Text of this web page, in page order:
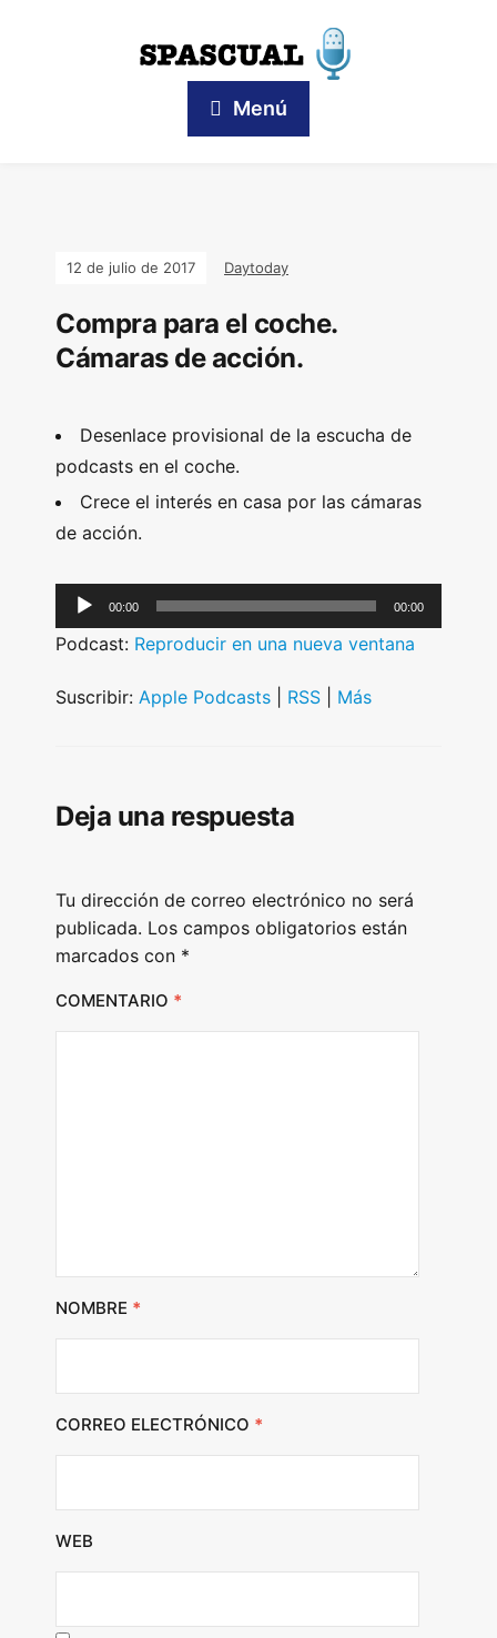
Menú
12 de julio de 2017 Daytoday
Compra para el coche.
Cámaras de acción.
Desenlace provisional de la escucha de
podcasts en el coche.
Crece el interés en casa por las cámaras
de acción.
u
i
a
r
00:00 00:00
Podcast: Reproducir en una nueva ventana
Suscribir: Apple Podcasts RSS Más
Deja una respuesta
Tu dirección de correo electrónico no será
publicada. Los campos obligatorios están
marcados con *
COMENTARIO *
NOMBRE *
CORREO ELECTRÓNICO *
WEB